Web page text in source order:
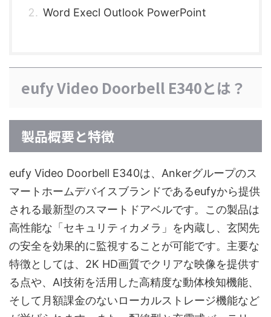
Word Execl Outlook PowerPoint
eufy Video Doorbell E340とは？
製品概要と特徴
eufy Video Doorbell E340は、Ankerグループのス
マートホームデバイスブランドであるeufyから提供
される最新型のスマートドアベルです。この製品は
高性能な「セキュリティカメラ」を内蔵し、玄関先
の安全を効果的に監視することが可能です。主要な
特徴としては、2K HD画質でクリアな映像を提供す
る点や、AI技術を活用した高精度な動体検知機能、
そして月額課金のないローカルストレージ機能など